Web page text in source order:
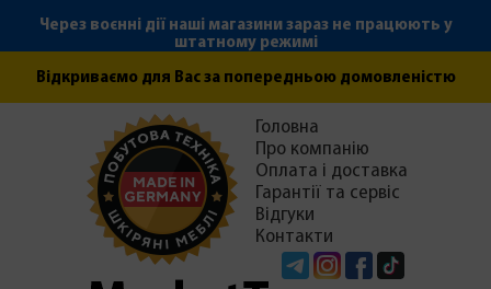
Через воєнні дії наші магазини зараз не працюють у
штатному режимі
Відкриваємо для Вас за попередньою домовленістю
TelegramInstagramFacebook
Головна
Про компанію
Оплата і доставка
Гарантії та сервіс
Відгуки
Контакти